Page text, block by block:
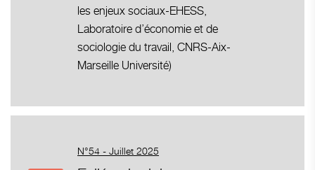
les enjeux sociaux-EHESS,
Laboratoire d’économie et de
sociologie du travail, CNRS-Aix-
Marseille Université)
N°54 - Juillet 2025